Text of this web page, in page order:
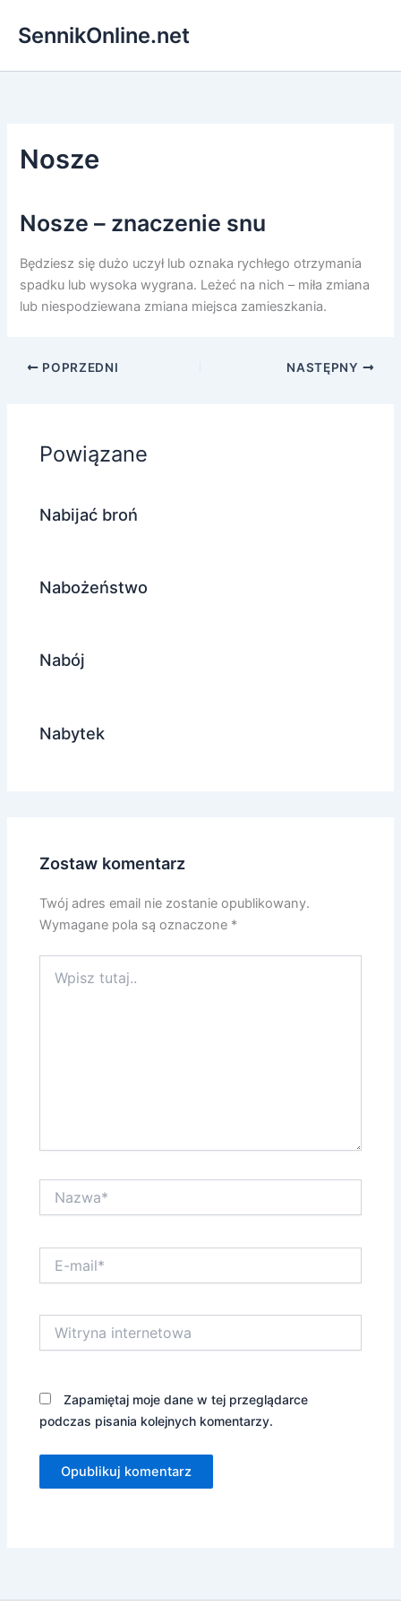
SennikOnline.net
Nosze
Nosze – znaczenie snu
Będziesz się dużo uczył lub oznaka rychłego otrzymania
spadku lub wysoka wygrana. Leżeć na nich – miła zmiana
lub niespodziewana zmiana miejsca zamieszkania.
POPRZEDNI NASTĘPNY
Powiązane
Nabijać broń
Nabożeństwo
Nabój
Nabytek
Zostaw komentarz
Twój adres email nie zostanie opublikowany.
Wymagane pola są oznaczone *
tutaj..
mail*
internetowa
Zapamiętaj moje dane w tej przeglądarce
podczas pisania kolejnych komentarzy.